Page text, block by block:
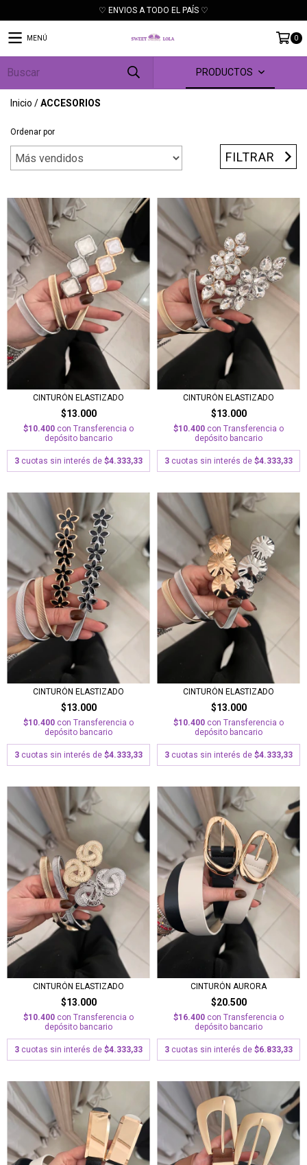
♡ ENVIOS A TODO EL PAÍS ♡
MENÚ 0
PRODUCTOS
Inicio /ACCESORIOS
Ordenar por
FILTRAR
CINTURÓN ELASTIZADO
$13.000
$10.400 con Transferencia o
depósito bancario
3 cuotas sin interés de $4.333,33
CINTURÓN ELASTIZADO
$13.000
$10.400 con Transferencia o
depósito bancario
3 cuotas sin interés de $4.333,33
CINTURÓN ELASTIZADO
$13.000
$10.400 con Transferencia o
depósito bancario
3 cuotas sin interés de $4.333,33
CINTURÓN ELASTIZADO
$13.000
$10.400 con Transferencia o
depósito bancario
3 cuotas sin interés de $4.333,33
CINTURÓN ELASTIZADO
$13.000
$10.400 con Transferencia o
depósito bancario
3 cuotas sin interés de $4.333,33
CINTURÓN AURORA
$20.500
$16.400 con Transferencia o
depósito bancario
3 cuotas sin interés de $6.833,33